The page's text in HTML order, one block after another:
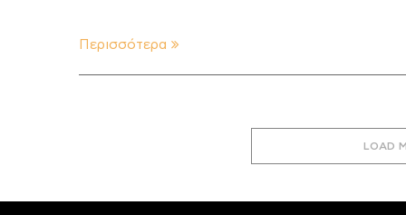
Περισσότερα
LOAD